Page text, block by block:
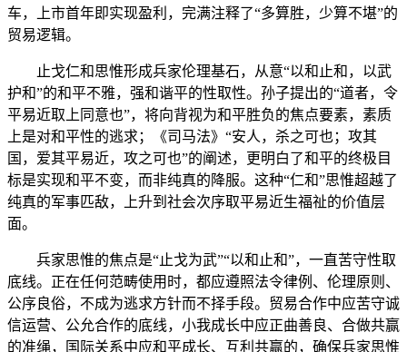
车，上市首年即实现盈利，完满注释了“多算胜，少算不堪”的
贸易逻辑。
止戈仁和思惟形成兵家伦理基石，从意“以和止和，以武
护和”的和平不雅，强和谐平的性取性。孙子提出的“道者，令
平易近取上同意也”，将向背视为和平胜负的焦点要素，素质
上是对和平性的逃求；《司马法》“安人，杀之可也；攻其
国，爱其平易近，攻之可也”的阐述，更明白了和平的终极目
标是实现和平不变，而非纯真的降服。这种“仁和”思惟超越了
纯真的军事匹敌，上升到社会次序取平易近生福祉的价值层
面。
兵家思惟的焦点是“止戈为武”“以和止和”，一直苦守性取
底线。正在任何范畴使用时，都应遵照法令律例、伦理原则、
公序良俗，不成为逃求方针而不择手段。贸易合作中应苦守诚
信运营、公允合作的底线，小我成长中应正曲善良、合做共赢
的准绳，国际关系中应和平成长、互利共赢的，确保兵家思惟